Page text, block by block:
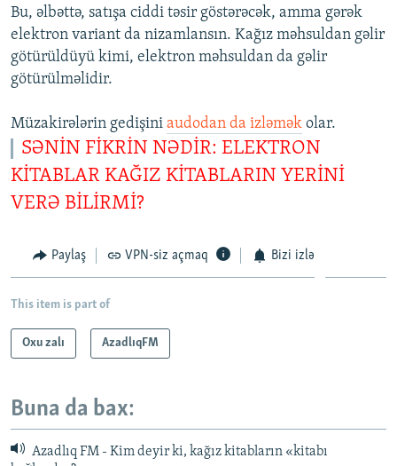
Bu, əlbəttə, satışa ciddi təsir göstərəcək, amma gərək
elektron variant da nizamlansın. Kağız məhsuldan gəlir
götürüldüyü kimi, elektron məhsuldan da gəlir
götürülməlidir.
Müzakirələrin gedişini audodan da izləmək olar.
SƏNİN FİKRİN NƏDİR: ELEKTRON
KİTABLAR KAĞIZ KİTABLARIN YERİNİ
VERƏ BİLİRMİ?
Paylaş VPN-siz açmaq Bizi izlə
This item is part of
Oxu zalı AzadlıqFM
Buna da bax:
Azadlıq FM - Kim deyir ki, kağız kitabların «kitabı